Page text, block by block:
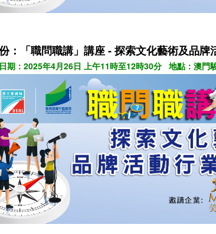
： 「職問職講」講座 -探索文化藝術及品牌
期：2025年4月26日 上午11時至12時30分 地點：澳門